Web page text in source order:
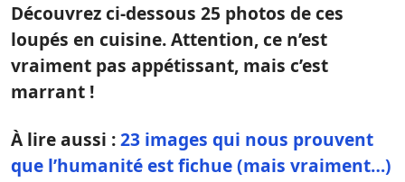
Découvrez ci-dessous 25 photos de ces
loupés en cuisine. Attention, ce n’est
vraiment pas appétissant, mais c’est
marrant !
À lire aussi :23 images qui nous prouvent
que l’humanité est fichue (mais vraiment…)